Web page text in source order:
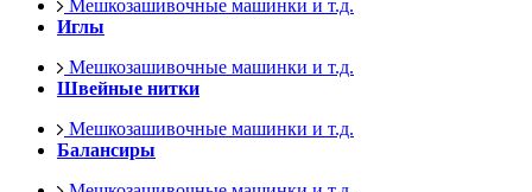
Мешкозашивочные машинки и т.д.
Иглы
Мешкозашивочные машинки и т.д.
Швейные нитки
Мешкозашивочные машинки и т.д.
Балансиры